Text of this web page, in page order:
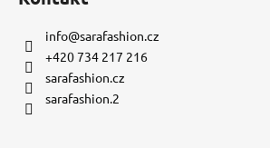
info@sarafashion.cz
+420 734 217 216
sarafashion.cz
sarafashion.2